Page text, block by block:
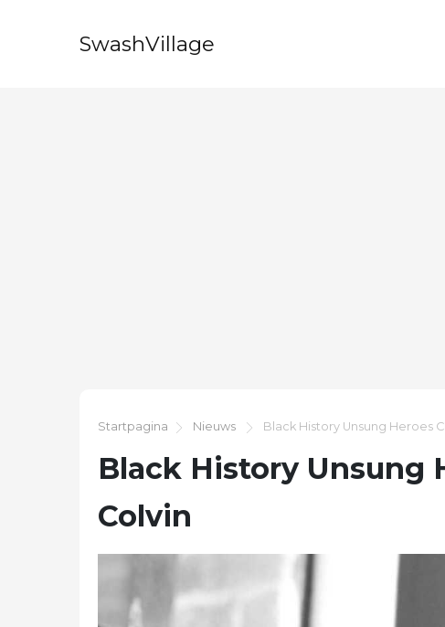
SwashVillage
Startpagina Nieuws Black History Unsung Heroes
Black History Unsung
Colvin